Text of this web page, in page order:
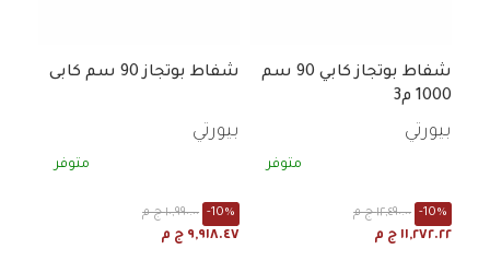
شفاط بوتجاز كابي 90 سم
1000 م3
بيورتي
متوفر
١٢,٤٩٠.٠٠ ج م -10%
١١,٢٧٢.٢٢ ج م
شفاط بوتجاز 90 سم كابى
بيورتي
متوفر
١٠,٩٩٠.٠٠ ج م -10%
٩,٩١٨.٤٧ ج م